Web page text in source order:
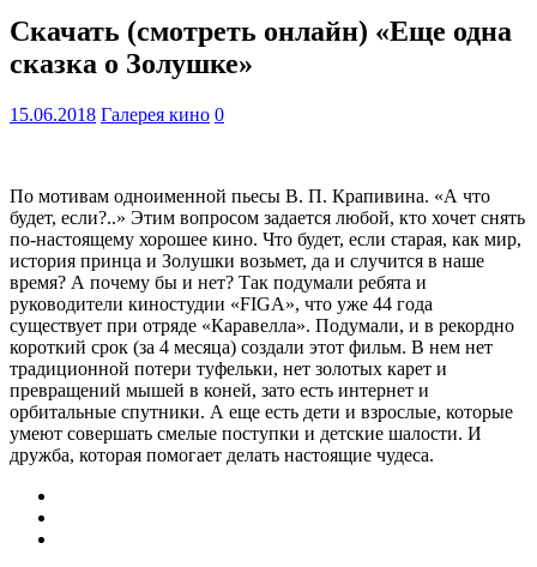
Скачать (смотреть онлайн) «Еще одна
сказка о Золушке»
15.06.2018 Галерея кино 0
По мотивам одноименной пьесы В. П. Крапивина. «А что
будет, если?..» Этим вопросом задается любой, кто хочет снять
по-настоящему хорошее кино. Что будет, если старая, как мир,
история принца и Золушки возьмет, да и случится в наше
время? А почему бы и нет? Так подумали ребята и
руководители киностудии «FIGA», что уже 44 года
существует при отряде «Каравелла». Подумали, и в рекордно
короткий срок (за 4 месяца) создали этот фильм. В нем нет
традиционной потери туфельки, нет золотых карет и
превращений мышей в коней, зато есть интернет и
орбитальные спутники. А еще есть дети и взрослые, которые
умеют совершать смелые поступки и детские шалости. И
дружба, которая помогает делать настоящие чудеса.